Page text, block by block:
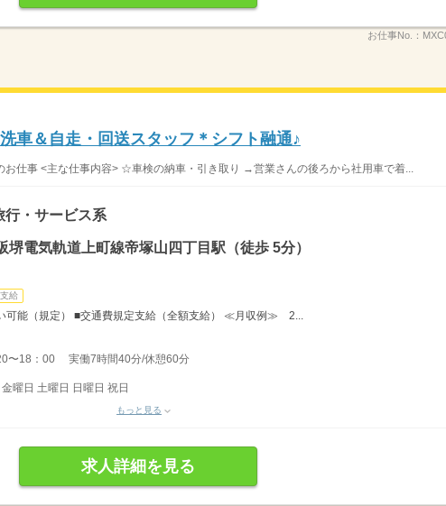
お仕事No.：
車＆自走・回送スタッフ＊シフト融通♪
お仕事 <主な仕事内容> ☆車検の納車・引き取り →営業さんの後ろから社用車で着...
行・サービス系
堺電気軌道上町線帝塚山四丁目駅（徒歩 5分）
給
可能（規定） ■交通費規定支給（全額支給） ≪月収例≫ 2...
〜18：00 実働7時間40分/休憩60分
曜日 土曜日 日曜日 祝日
もっと見る
求人詳細を見る